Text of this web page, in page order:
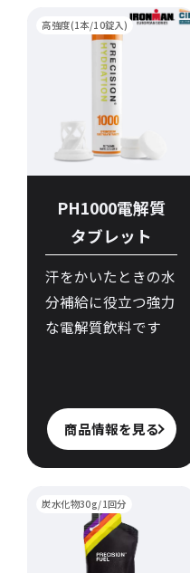
高強度(1本/10錠入)
PH1000電解質
タブレット
汗をかいたときの水
分補給に役立つ強力
な電解質飲料です
商品情報を見る
炭水化物30g/1回分